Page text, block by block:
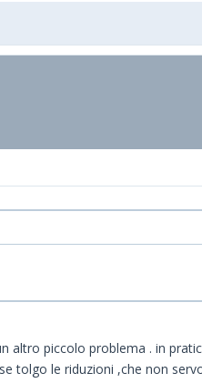
piccolo problema . in
tolgo le riduzioni ,che non